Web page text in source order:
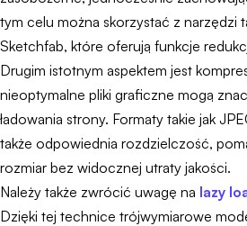
tym celu można skorzystać z narzędzi
Sketchfab, które oferują funkcje
Drugim istotnym aspektem jest
nieoptymalne pliki graficzne mogą
ładowania strony. Formaty takie jak
także odpowiednia rozdzielczość,
rozmiar bez widocznej utraty jakości.
Należy także zwrócić uwagę na lazy
Dzięki tej technice trójwymiarowe